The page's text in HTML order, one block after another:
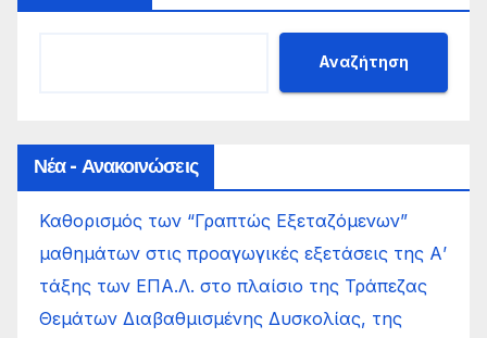
Αναζήτηση
Νέα - Ανακοινώσεις
Καθορισμός των “Γραπτώς Εξεταζόμενων”
μαθημάτων στις προαγωγικές εξετάσεις της Α’
τάξης των ΕΠΑ.Λ. στο πλαίσιο της Τράπεζας
Θεμάτων Διαβαθμισμένης Δυσκολίας, της